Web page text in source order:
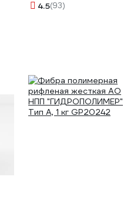
л, 23 об/мин., замес 90 л,
4.5(93)